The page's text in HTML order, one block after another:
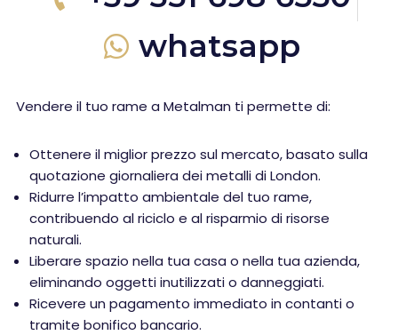
whatsapp
Vendere il tuo rame a Metalman ti permette di:
Ottenere il miglior prezzo sul mercato, basato sulla
quotazione giornaliera dei metalli di London.
Ridurre l’impatto ambientale del tuo rame,
contribuendo al riciclo e al risparmio di risorse
naturali.
Liberare spazio nella tua casa o nella tua azienda,
eliminando oggetti inutilizzati o danneggiati.
Ricevere un pagamento immediato in contanti o
tramite bonifico bancario.